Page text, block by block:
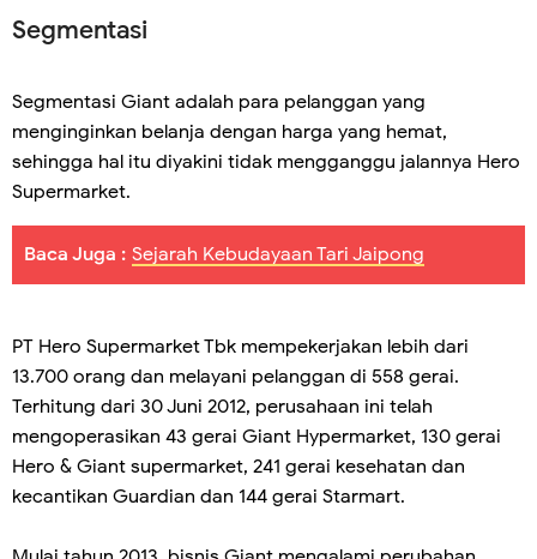
Segmentasi
Segmentasi Giant adalah para pelanggan yang
menginginkan belanja dengan harga yang hemat,
sehingga hal itu diyakini tidak mengganggu jalannya Hero
Supermarket.
Baca Juga : Sejarah Kebudayaan Tari Jaipong
PT Hero Supermarket Tbk mempekerjakan lebih dari
13.700 orang dan melayani pelanggan di 558 gerai.
Terhitung dari 30 Juni 2012, perusahaan ini telah
mengoperasikan 43 gerai Giant Hypermarket, 130 gerai
Hero & Giant supermarket, 241 gerai kesehatan dan
kecantikan Guardian dan 144 gerai Starmart.